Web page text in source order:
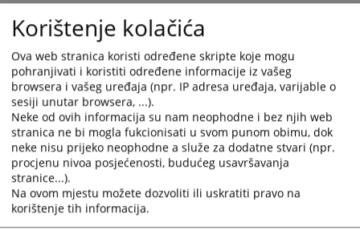
Okružni privredni sud u Istočnom Sarajevu donio je presudu
kojom je obavezao tuženog "Sarajevo-Gas" a.d. Istočno Sarajevo
da tužitelju Energoinvest d.d. Sarajevo isplati iznos od
2.197.410,50 KM sa pripadajućom zakonskom kamatom i
troškovima postupka u iznosu od 180.631,62 KM, jer je tužitelju
cijenu transporta gasa za 2023. i 2024. godinu formirao i
obračunao suprotno Zakonu o gasu Republike Srpske.
Tužitelj je odbijen sa dijelom zahtjeva za naknadu troškova
postupka u iznosu od 40.140,36 KM.
Na ovu presudu stranke mogu izjaviti žalbu Višem privrednom
sudu Republike Srpske.
Prikazana vijest je na: Srpski jezik
Korištenje kolačića
Ova web stranica koristi određene skripte koje mogu
pohranjivati i koristiti određene informacije iz vašeg
browsera i vašeg uređaja (npr. IP adresa uređaja, varijable o
sesiji unutar browsera, ...).
Neke od ovih informacija su nam neophodne i bez njih web
stranica ne bi mogla fukcionisati u svom punom obimu, dok
neke nisu prijeko neophodne a služe za dodatne stvari (npr.
procjenu nivoa posjećenosti, budućeg usavršavanja
stranice...).
Na ovom mjestu možete dozvoliti ili uskratiti pravo na
korištenje tih informacija.